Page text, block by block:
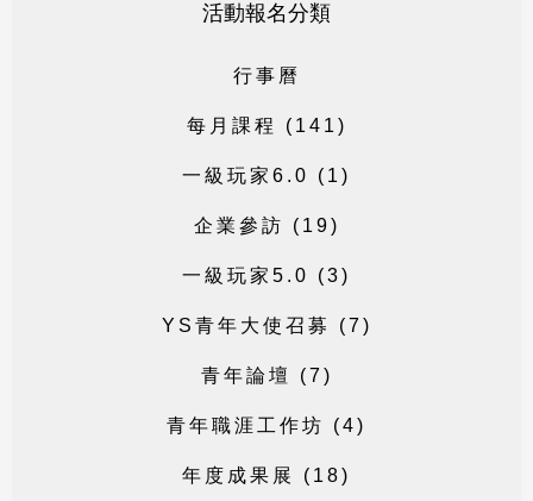
活動報名分類
行事 曆
每 月 課 程 ( 1 4 1 )
一 級 玩家 6 . 0 ( 1 )
企 業 參 訪 ( 1 9)
一 級 玩家 5 . 0 (3)
Y S 青年 大 使 召 募 (7 )
青年論壇 (7 )
青年職涯 工 作坊 (4)
年 度 成果 展 ( 1 8)